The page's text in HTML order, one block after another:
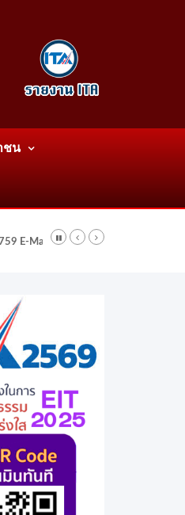
ชน
E-Mail: wattatnk@gmail.com